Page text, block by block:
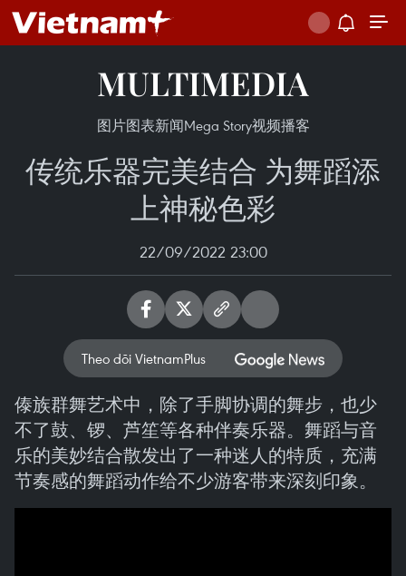
MULTIMEDIA
图片图表新闻Mega Story视频播客
传统乐器完美结合 为舞蹈添
上神秘色彩
22/09/2022 23:00
Theo dõi VietnamPlus
傣族群舞艺术中，除了手脚协调的舞步，也少
不了鼓、锣、芦笙等各种伴奏乐器。舞蹈与音
乐的美妙结合散发出了一种迷人的特质，充满
节奏感的舞蹈动作给不少游客带来深刻印象。